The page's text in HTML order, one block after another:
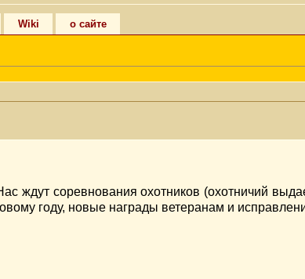
Wiki о сайте
ждут соревнования охотников (охотничий
году, новые награды ветеранам и